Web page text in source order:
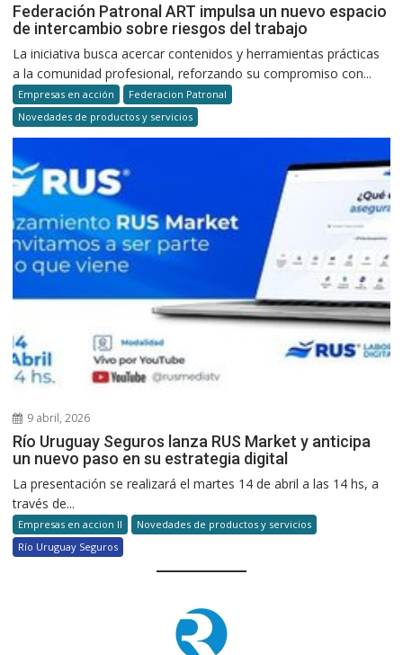
Federación Patronal ART impulsa un nuevo espacio
de intercambio sobre riesgos del trabajo
La iniciativa busca acercar contenidos y herramientas prácticas
a la comunidad profesional, reforzando su compromiso con...
Empresas en acción
Federacion Patronal
Novedades de productos y servicios
9 abril, 2026
Río Uruguay Seguros lanza RUS Market y anticipa
un nuevo paso en su estrategia digital
La presentación se realizará el martes 14 de abril a las 14 hs, a
través de...
Empresas en accion II
Novedades de productos y servicios
Río Uruguay Seguros